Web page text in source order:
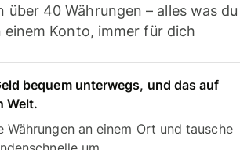
über 40 Währungen – alles was du
einem Konto, immer für dich
bequem unterwegs, und das auf
Welt.
Währungen an einem Ort und tausche